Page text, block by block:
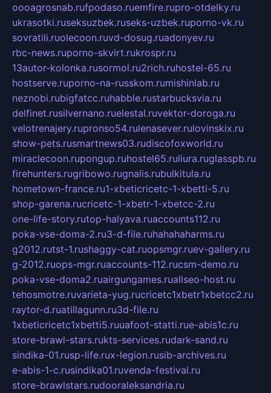
oooagrosnab.rufpodaso.ruemfire.rupro-otdelky.ru
ukrasotki.ruseksuzbek.ruseks-uzbek.ruporno-vk.ru
sovratili.ruolecoon.ruvd-dosug.ruadonyev.ru
rbc-news.ruporno-skvirt.rukrospr.ru
13autor-kolonka.rusormol.ru2rich.ruhostel-65.ru
hostserve.ruporno-na-russkom.rumishinlab.ru
neznobi.rubigfatcc.ruhabble.rustarbucksvia.ru
delfinet.rusilvernano.ruelestal.ruvektor-doroga.ru
velotrenajery.rupronso54.rulenasever.rulovinskix.ru
show-pets.rusmartnews03.rudiscofoxworld.ru
miraclecoon.rupongup.ruhostel65.ruliura.ruglasspb.ru
firehunters.rugribowo.rugnalis.rubulkitula.ru
hometown-france.ru1-xbeticricetc-1-xbetti-5.ru
shop-garena.rucricetc-1-xbetr-1-xbetcc-2.ru
one-life-story.rutop-halyava.ruaccounts112.ru
poka-vse-doma-2.ru3-d-file.ruhahahaharms.ru
g2012.rutst-1.rushaggy-cat.ruopsmgr.ruev-gallery.ru
g-2012.ruops-mgr.ruaccounts-112.rucsm-demo.ru
poka-vse-doma2.ruairgungames.ruallseo-host.ru
tehosmotre.ruvarieta-yug.rucricetc1xbetr1xbetcc2.ru
raytor-d.ruatillagunn.ru3d-file.ru
1xbeticricetc1xbetti5.ruuafoot-statti.rue-abis1c.ru
store-brawl-stars.rukts-services.rudark-sand.ru
sindika-01.rusp-life.rux-legion.rusib-archives.ru
e-abis-1-c.rusindika01.ruvenda-festival.ru
store-brawlstars.rudooraleksandria.ru